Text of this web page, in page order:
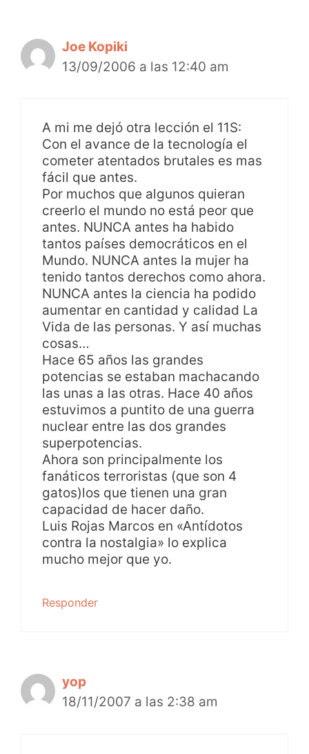
Joe Kopiki
13/09/2006 a las 12:40 am
A mi me dejó otra lección el 11S:
Con el avance de la tecnología el
cometer atentados brutales es mas
fácil que antes.
Por muchos que algunos quieran
creerlo el mundo no está peor que
antes. NUNCA antes ha habido
tantos países democráticos en el
Mundo. NUNCA antes la mujer ha
tenido tantos derechos como ahora.
NUNCA antes la ciencia ha podido
aumentar en cantidad y calidad La
Vida de las personas. Y así muchas
cosas…
Hace 65 años las grandes
potencias se estaban machacando
las unas a las otras. Hace 40 años
estuvimos a puntito de una guerra
nuclear entre las dos grandes
superpotencias.
Ahora son principalmente los
fanáticos terroristas (que son 4
gatos)los que tienen una gran
capacidad de hacer daño.
Luis Rojas Marcos en «Antídotos
contra la nostalgia» lo explica
mucho mejor que yo.
Responder
yop
18/11/2007 a las 2:38 am